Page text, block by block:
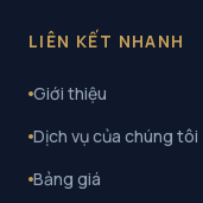
LIÊN KẾT NHANH
Giới thiệu
Dịch vụ của chúng tôi
Bảng giá